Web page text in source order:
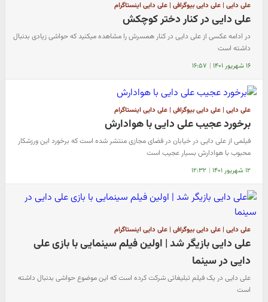
علی دایی | علی دایی بیوگرافی | علی دایی اینستاگرام
علی دایی در کنار دختر کوچکش
در ادامه عکسی از علی دایی در کنار همسرش را مشاهده میکنید که حواشی زیادی بدنبال
داشته است
۱۶ شهریور ۱۴۰۱ | ۱۶:۵۷
علی دایی | علی دایی بیوگرافی | علی دایی اینستاگرام
برخورد عجیب علی دایی با هوادارش
فیلمی از علی دایی در خیابان در فضای مجازی منتشر شده است که برخورد این ورزشکار
محبوب با هوادارش بسیار عجیب است
۱۲ شهریور ۱۴۰۱ | ۱۲:۳۲
علی دایی | علی دایی بیوگرافی | علی دایی اینستاگرام
علی دایی بازیگر شد | اولین فیلم سینمایی با بازی علی
دایی در سینما
علی دایی در یک فیلم تبلیغاتی شرکت کرده است که این موضوع حواشی بدنبال داشته
است